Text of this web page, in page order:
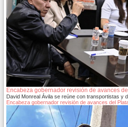
Encabeza gobernador revisión de avances
David Monreal Ávila se reúne con transportistas y
Encabeza gobernador revisión de avances del